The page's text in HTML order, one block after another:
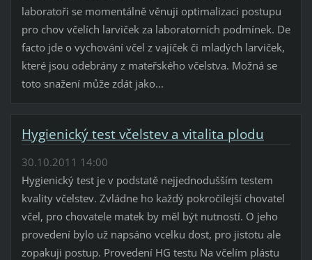
laboratoři se momentálně věnuji optimalizaci postupu
pro chov včelích larviček za laboratorních podmínek. De
facto jde o vychování včel z vajíček či mladých larviček,
které jsou odebrány z mateřského včelstva. Možná se
toto snažení může zdát jako...
Hygienický test včelstev a vitalita plodu
30.10.2011 14:00
Hygienický test je v podstatě nejjednodušším testem
kvality včelstev. Zvládne ho každý pokročilejší chovatel
včel, pro chovatele matek by měl být nutností. O jeho
provedení bylo už napsáno vcelku dost, pro jistotu ale
zopakuji postup. Provedení HG testu Na včelím plástu